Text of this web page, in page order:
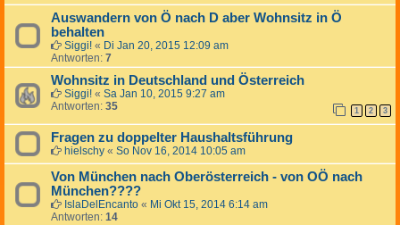
Auswandern von Ö nach D aber Wohnsitz in Ö
behalten
Siggi! « Di Jan 20, 2015 12:09 am
Antworten: 7
Wohnsitz in Deutschland und Österreich
Siggi! « Sa Jan 10, 2015 9:27 am
Antworten: 35 1 2 3
Fragen zu doppelter Haushaltsführung
hielschy « So Nov 16, 2014 10:05 am
Von München nach Oberösterreich - von OÖ nach
München????
IslaDelEncanto « Mi Okt 15, 2014 6:14 am
Antworten: 14